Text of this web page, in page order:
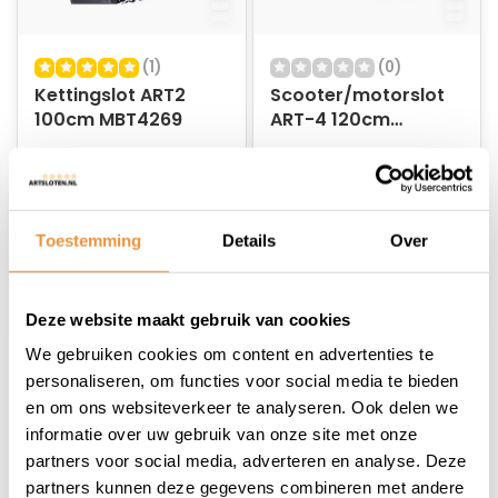
Toestemming Details Over
Deze website maakt gebruik van cookies
We gebruiken cookies om content en advertenties te
personaliseren, om functies voor social media te bieden
en om ons websiteverkeer te analyseren. Ook delen we
informatie over uw gebruik van onze site met onze
partners voor social media, adverteren en analyse. Deze
partners kunnen deze gegevens combineren met andere
(1)
Kettingslot ART2
100cm MBT4269
39,95
29,95
(0)
Scooter/motorslot
ART-4 120cm
Op voorraad
54,95
39,95
1